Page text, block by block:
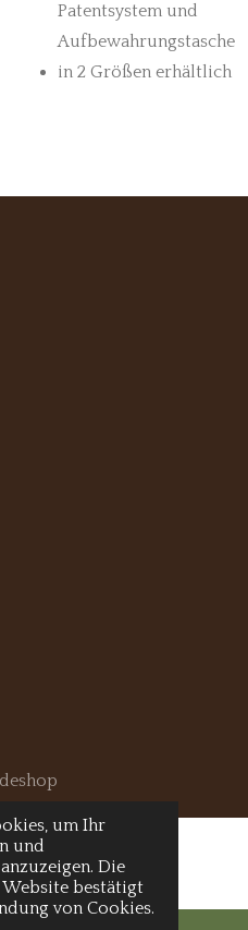
um Ihr
und
Die
bestätigt
von Cookies.
Patentsystem und
Aufbewahrungstasche
in 2 Größen erhältlich